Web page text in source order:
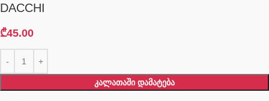
DACCHI
₾45.00
ᲙᲐᲚᲐᲗᲐᲨᲘ ᲓᲐᲛᲐᲢᲔᲑᲐ